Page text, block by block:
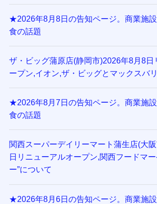
★2026年8月8日の告知ページ。商業施
食の話題
ザ・ビッグ蒲原店(静岡市)2026年8月8日
ープン,イオン,ザ・ビッグとマックスバ
★2026年8月7日の告知ページ。商業施
食の話題
関西スーパーデイリーマート蒲生店(大
日リニューアルオープン,関西フードマー
ー”について
★2026年8月6日の告知ページ。商業施